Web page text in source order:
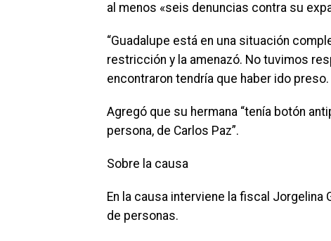
al menos «seis denuncias contra su
“Guadalupe está en una situación
restricción y la amenazó. No tuvimos
encontraron tendría que haber ido
Agregó que su hermana “tenía botón
persona, de Carlos Paz”.
Sobre la causa
En la causa interviene la fiscal
de personas.